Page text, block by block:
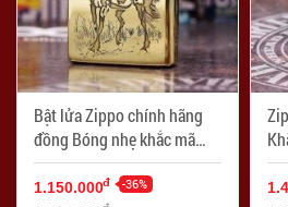
Bật lửa Zippo chính hãng
đồng Bóng nhẹ khắc mã
đáo thành công
1.150.000đ -36%